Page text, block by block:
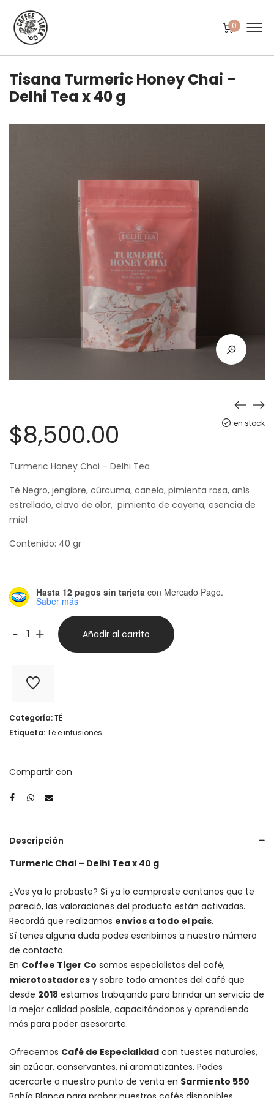
0
Tisana Turmeric Honey Chai –
Delhi Tea x 40 g
en stock
$8,500.00
Turmeric Honey Chai – Delhi Tea
Té Negro, jengibre, cúrcuma, canela, pimienta rosa, anís
estrellado, clavo de olor, pimienta de cayena, esencia de
miel
Contenido: 40 gr
Hasta 12 pagos sin tarjeta con Mercado Pago.
Saber más
-
Turmeric
Chai
Delhi
x
40
cantidad
+ Añadir al carrito
Categoría:TÉ
Etiqueta:Té e infusiones
Compartir con
Descripción
Turmeric Chai – Delhi Tea x 40 g
¿Vos ya lo probaste? Sí ya lo compraste contanos que te
pareció, las valoraciones del producto están activadas.
Recordá que realizamos envíos a todo el país.
Sí tenes alguna duda podes escribirnos a nuestro número
de contacto.
En Coffee Tiger Co somos especialistas del café,
microtostadores y sobre todo amantes del café que
desde 2018 estamos trabajando para brindar un servicio de
la mejor calidad posible, capacitándonos y aprendiendo
más para poder asesorarte.
Ofrecemos Café de Especialidad con tuestes naturales,
sin azúcar, conservantes, ni aromatizantes. Podes
acercarte a nuestro punto de venta en Sarmiento 550